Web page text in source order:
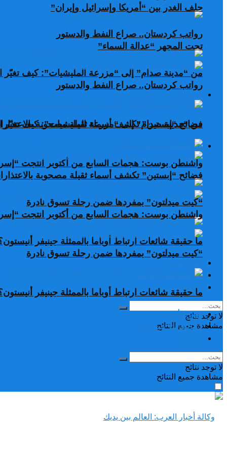
رواتب كردستان.. صراع النفط والدستور
من “مدينة صدام” إلى “مزرعة المليشيات”: كيف تغيّر
صحافة عربية ودولية
فضائح “إبستين” تكشف أسماء ثقيلة مصحوبة
واشنطن بوست: هجمات السابع من أكتوبر انتجت
“كيت ميدلتون” بمفردها ضمن رحلة تسوق نادرة
ما حقيقة شائعات ارتباط أوباما بالممثلة جينيفر
دراسات وبحوث
رياضة
لا توجد نتائج
مشاهدة جميع النتائح
حلف الغدر بين “أمريكا وإسرائيل وإيران”
تحت المجهر “عدالة السماء”
رواتب كردستان.. صراع النفط والدستور
من “مدينة صدام” إلى “مزرعة المليشيات”: كيف تغيّر
صحافة عربية ودولية
فضائح “إبستين” تكشف أسماء ثقيلة مصحوبة
واشنطن بوست: هجمات السابع من أكتوبر انتجت
“كيت ميدلتون” بمفردها ضمن رحلة تسوق نادرة
ما حقيقة شائعات ارتباط أوباما بالممثلة جينيفر
تغريدات
دراسات وبحوث
لا توجد نتائج
مشاهدة جميع النتائح